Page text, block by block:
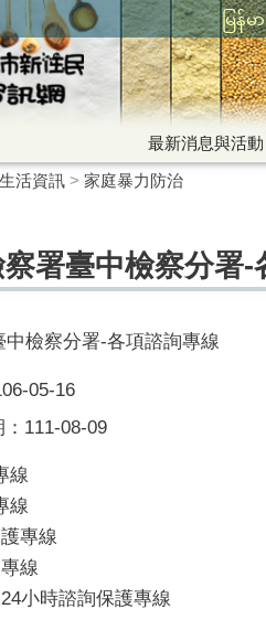
မြန်မာ
最新消息與活動
生活資訊> 家庭暴力防治
署臺中檢察分署-
檢察分署-各項諮詢專線
05-16
111-08-09
線
線
專線
線
小時諮詢保護專線